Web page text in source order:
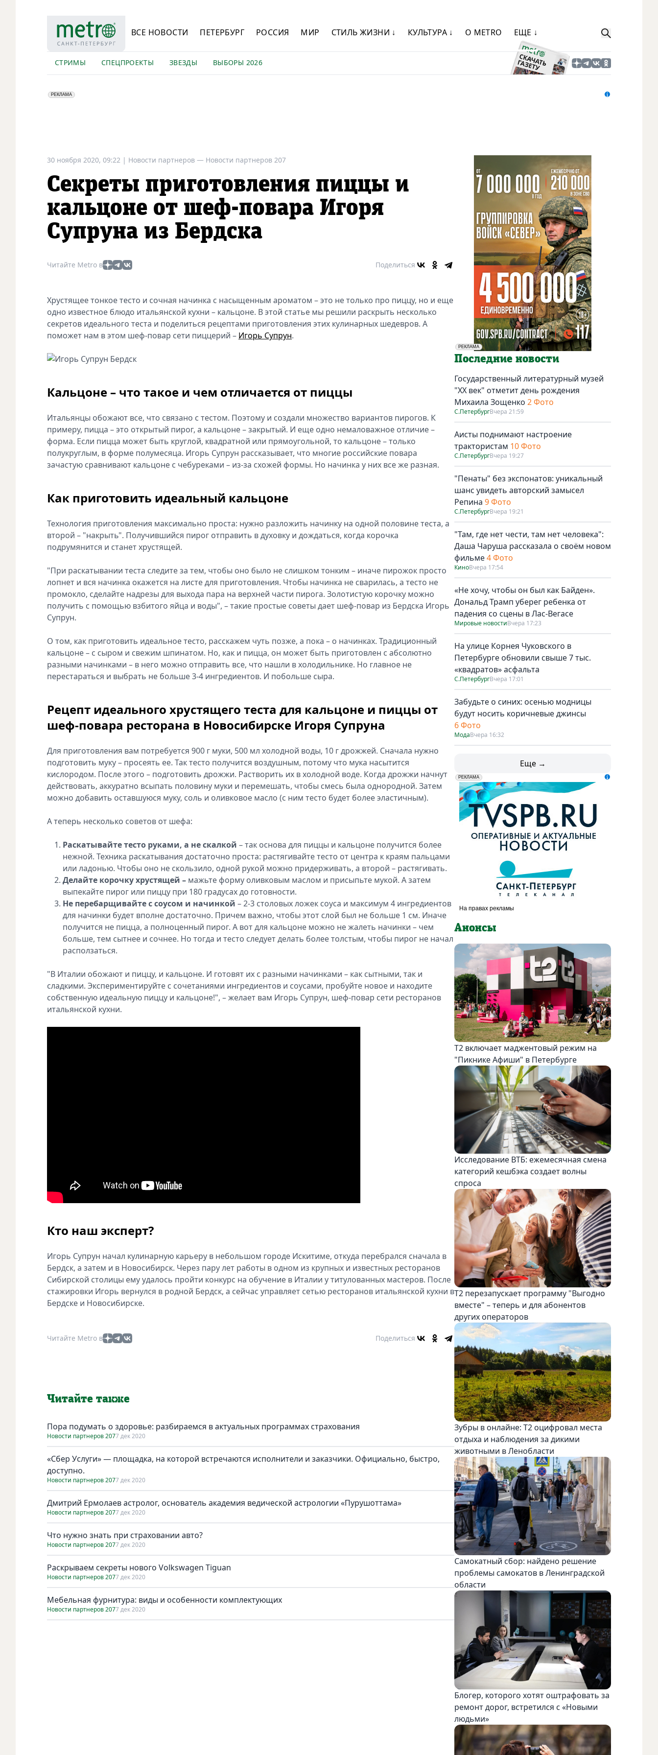
ВСЕ НОВОСТИ ПЕТЕРБУРГ РОССИЯ МИР СТИЛЬ ЖИЗНИ ↓ КУЛЬТУРА ↓ О METRO ЕЩЕ ↓
СТРИМЫ СПЕЦПРОЕКТЫ ЗВЕЗДЫ ВЫБОРЫ 2026
erid: LdtCK5Efv
РЕКЛАМА
АО "ГАТР", ИНН: 7841320717
30 ноября 2020, 09:22 | Новости партнеров — Новости партнеров 207
Секреты приготовления пиццы и
кальцоне от шеф-повара Игоря
Супруна из Бердска
Читайте Metro в Поделиться
Хрустящее тонкое тесто и сочная начинка с насыщенным ароматом – это не только про пиццу, но и еще
одно известное блюдо итальянской кухни – кальцоне. В этой статье мы решили раскрыть несколько
секретов идеального теста и поделиться рецептами приготовления этих кулинарных шедевров. А
поможет нам в этом шеф-повар сети пиццерий – Игорь Супрун.
Кальцоне – что такое и чем отличается от пиццы
Итальянцы обожают все, что связано с тестом. Поэтому и создали множество вариантов пирогов. К
примеру, пицца – это открытый пирог, а кальцоне – закрытый. И еще одно немаловажное отличие –
форма. Если пицца может быть круглой, квадратной или прямоугольной, то кальцоне – только
полукруглым, в форме полумесяца. Игорь Супрун рассказывает, что многие российские повара
зачастую сравнивают кальцоне с чебуреками – из-за схожей формы. Но начинка у них все же разная.
Как приготовить идеальный кальцоне
Технология приготовления максимально проста: нужно разложить начинку на одной половине теста, а
второй – "накрыть". Получившийся пирог отправить в духовку и дождаться, когда корочка
подрумянится и станет хрустящей.
"При раскатывании теста следите за тем, чтобы оно было не слишком тонким – иначе пирожок просто
лопнет и вся начинка окажется на листе для приготовления. Чтобы начинка не сварилась, а тесто не
промокло, сделайте надрезы для выхода пара на верхней части пирога. Золотистую корочку можно
получить с помощью взбитого яйца и воды", – такие простые советы дает шеф-повар из Бердска Игорь
Супрун.
О том, как приготовить идеальное тесто, расскажем чуть позже, а пока – о начинках. Традиционный
кальцоне – с сыром и свежим шпинатом. Но, как и пицца, он может быть приготовлен с абсолютно
разными начинками – в него можно отправить все, что нашли в холодильнике. Но главное не
перестараться и выбрать не больше 3-4 ингредиентов. И побольше сыра.
Рецепт идеального хрустящего теста для кальцоне и пиццы от
шеф-повара ресторана в Новосибирске Игоря Супруна
Для приготовления вам потребуется 900 г муки, 500 мл холодной воды, 10 г дрожжей. Сначала нужно
подготовить муку – просеять ее. Так тесто получится воздушным, потому что мука насытится
кислородом. После этого – подготовить дрожжи. Растворить их в холодной воде. Когда дрожжи начнут
действовать, аккуратно всыпать половину муки и перемешать, чтобы смесь была однородной. Затем
можно добавить оставшуюся муку, соль и оливковое масло (с ним тесто будет более эластичным).
А теперь несколько советов от шефа:
Раскатывайте тесто руками, а не скалкой – так основа для пиццы и кальцоне получится более
нежной. Техника раскатывания достаточно проста: растягивайте тесто от центра к краям пальцами
или ладонью. Чтобы оно не скользило, одной рукой можно придерживать, а второй – растягивать.
Делайте корочку хрустящей – мажьте форму оливковым маслом и присыпьте мукой. А затем
выпекайте пирог или пиццу при 180 градусах до готовности.
Не перебарщивайте с соусом и начинкой – 2-3 столовых ложек соуса и максимум 4 ингредиентов
для начинки будет вполне достаточно. Причем важно, чтобы этот слой был не больше 1 см. Иначе
получится не пицца, а полноценный пирог. А вот для кальцоне можно не жалеть начинки – чем
больше, тем сытнее и сочнее. Но тогда и тесто следует делать более толстым, чтобы пирог не начал
расползаться.
"В Италии обожают и пиццу, и кальцоне. И готовят их с разными начинками – как сытными, так и
сладкими. Экспериментируйте с сочетаниями ингредиентов и соусами, пробуйте новое и находите
собственную идеальную пиццу и кальцоне!", – желает вам Игорь Супрун, шеф-повар сети ресторанов
итальянской кухни.
Кто наш эксперт?
Игорь Супрун начал кулинарную карьеру в небольшом городе Искитиме, откуда перебрался сначала в
Бердск, а затем и в Новосибирск. Через пару лет работы в одном из крупных и известных ресторанов
Сибирской столицы ему удалось пройти конкурс на обучение в Италии у титулованных мастеров. После
стажировки Игорь вернулся в родной Бердск, а сейчас управляет сетью ресторанов итальянской кухни в
Бердске и Новосибирске.
Читайте Metro в Поделиться
Читайте также
Пора подумать о здоровье: разбираемся в актуальных программах страхования
Новости партнеров 2077 дек 2020
«Сбер Услуги» — площадка, на которой встречаются исполнители и заказчики. Официально, быстро,
доступно.
Новости партнеров 2077 дек 2020
Дмитрий Ермолаев астролог, основатель академия ведической астрологии «Пурушоттама»
Новости партнеров 2077 дек 2020
Что нужно знать при страховании авто?
Новости партнеров 2077 дек 2020
Раскрываем секреты нового Volkswagen Tiguan
Новости партнеров 2077 дек 2020
Мебельная фурнитура: виды и особенности комплектующих
Новости партнеров 2077 дек 2020
РЕКЛАМА
Социальная реклама
Последние новости
Государственный литературный музей
"ХХ век" отметит день рождения
Михаила Зощенко 2 Фото
С.ПетербургВчера 21:59
Аисты поднимают настроение
трактористам 10 Фото
С.ПетербургВчера 19:27
"Пенаты" без экспонатов: уникальный
шанс увидеть авторский замысел
Репина 9 Фото
С.ПетербургВчера 19:21
"Там, где нет чести, там нет человека":
Даша Чаруша рассказала о своём новом
фильме4 Фото
КиноВчера 17:54
«Не хочу, чтобы он был как Байден».
Дональд Трамп уберег ребенка от
падения со сцены в Лас-Вегасе
Мировые новостиВчера 17:23
На улице Корнея Чуковского в
Петербурге обновили свыше 7 тыс.
«квадратов» асфальта
С.ПетербургВчера 17:01
Забудьте о синих: осенью модницы
будут носить коричневые джинсы
6 Фото
МодаВчера 16:32
Еще →
erid: LdtCK5udn
РЕКЛАМА
АО "ГАТР", ИНН: 7841320717
Анонсы
Т2 включает маджентовый режим на
"Пикнике Афиши" в Петербурге
Исследование ВТБ: ежемесячная смена
категорий кешбэка создает волны
спроса
Т2 перезапускает программу "Выгодно
вместе" – теперь и для абонентов
других операторов
Зубры в онлайне: Т2 оцифровал места
отдыха и наблюдения за дикими
животными в Ленобласти
Самокатный сбор: найдено решение
проблемы самокатов в Ленинградской
области
Блогер, которого хотят оштрафовать за
ремонт дорог, встретился с «Новыми
людьми»